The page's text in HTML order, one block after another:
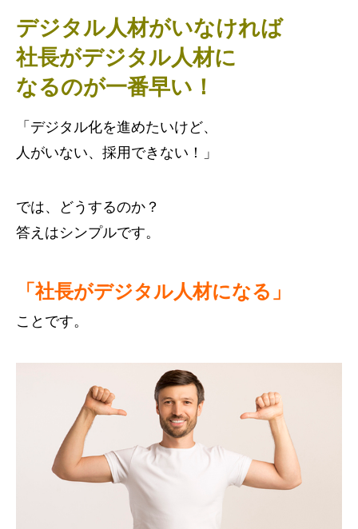
デジタル人材がいなければ
社長がデジタル人材に
なるのが一番早い！
「デジタル化を進めたいけど、
人がいない、採用できない！」
では、どうするのか？
答えはシンプルです。
「社長がデジタル人材になる」
ことです。